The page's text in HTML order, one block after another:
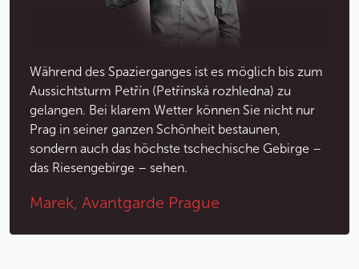
die anderen hügeligen Gärten in Prag, bietet er viele
schöne Aussichten auf die Stadt und den Fluss. An
Umgebung mit Büschen und hochgewachsenen
Bäumen oder die frische Luft bei den „fließenden
Treppen“ und dem Wasserfall.
Weniger
Während des Spazierganges ist es möglich bis zum
Aussichtsturm Petřín (Petřínská rozhledna) zu
gelangen. Bei klarem Wetter können Sie nicht nur
Prag in seiner ganzen Schönheit bestaunen,
sondern auch das höchste tschechische Gebirge –
das Riesengebirge – sehen.
Marek, Avantgarde Prague